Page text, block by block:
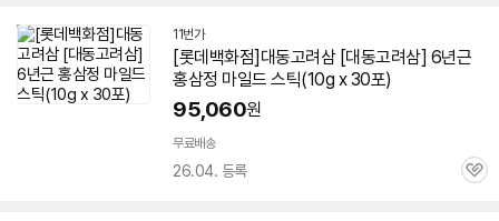
11번가
[롯데백화점]대동고려삼 [대동고려삼] 6년근
홍삼정 마일드 스틱(10g x 30포)
95,060원
무료배송
26.04. 등록
관